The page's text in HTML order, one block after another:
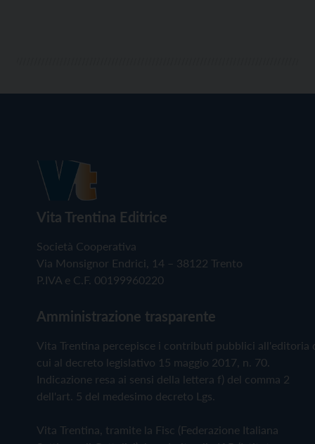
Vita Trentina Editrice
Società Cooperativa
Via Monsignor Endrici, 14 – 38122 Trento
P.IVA e C.F. 00199960220
Amministrazione trasparente
Vita Trentina percepisce i contributi pubblici all'editoria
cui al decreto legislativo 15 maggio 2017, n. 70.
Indicazione resa ai sensi della lettera f) del comma 2
dell'art. 5 del medesimo decreto Lgs.
Vita Trentina, tramite la Fisc (Federazione Italiana